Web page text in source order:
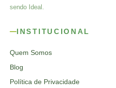
sendo Ideal.
INSTITUCIONAL
Quem Somos
Blog
Política de Privacidade